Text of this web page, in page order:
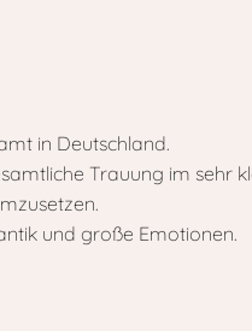
in Deutschland.
Trauung im sehr
und große Emotionen.